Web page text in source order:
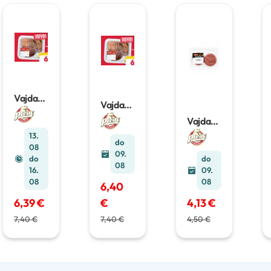
Vajda
Trio mix
favorit
cca
1,4kg
13.
08
do
16.
08
6,39 €
7,40 €
Vajda
Trio mix
1,4 kg
do
09.
08
6,40
€
7,40 €
Vajda
Juneći
burger
300g
do
09.
08
4,13 €
4,50 €